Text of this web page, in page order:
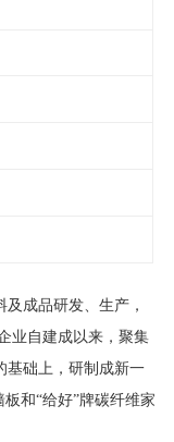
成品研发、生产，
业自建成以来，聚集
基础上，研制成新一
和“给好”牌碳纤维家